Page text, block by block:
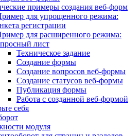
примеры создания веб-форм
для упрощенного режима:
регистрации
для расширенного режима:
лист
Техническое задание
Создание формы
Создание вопросов веб-формы
Создание статусов веб-формы
Публикация формы
Работа с созданной веб-формой
себя
модуля